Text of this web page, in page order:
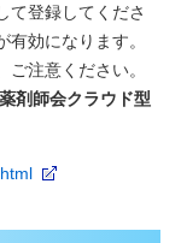
て登録してくださ
効になります。
注意ください。
剤師会クラウド型